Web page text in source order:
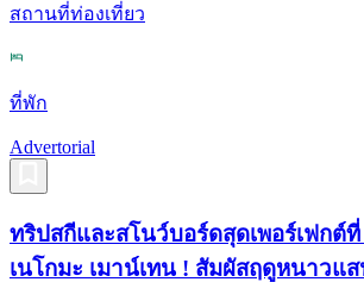
สถานที่ท่องเที่ยว
ที่พัก
Advertorial
ทริปสกีและสโนว์บอร์ดสุดเพอร์เฟกต์
เนโกมะ เมาน์เทน ! สัมผัสฤดูหนาวแ